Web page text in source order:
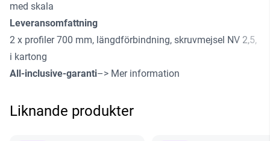
med skala
Leveransomfattning
2 x profiler 700 mm, längdförbindning, skruvmejsel NV 2,5,
i kartong
All-inclusive-garanti–> Mer information
Liknande produkter